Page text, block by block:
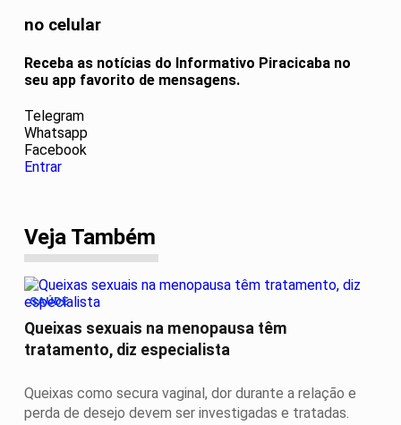
no celular
Receba as notícias do Informativo Piracicaba no
seu app favorito de mensagens.
Telegram
Whatsapp
Facebook
Entrar
Veja Também
SAÚDE
Queixas sexuais na menopausa têm
tratamento, diz especialista
Queixas como secura vaginal, dor durante a relação e
perda de desejo devem ser investigadas e tratadas.